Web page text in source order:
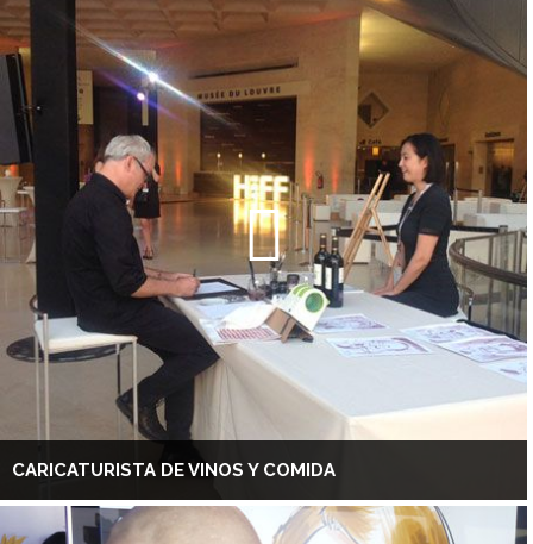
CARICATURISTA DE VINOS Y COMIDA